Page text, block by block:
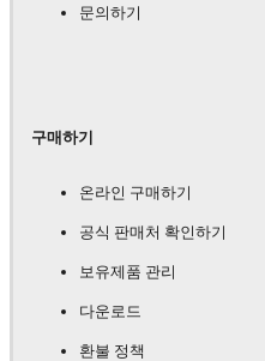
문의하기
구매하기
온라인 구매하기
공식 판매처 확인하기
보유제품 관리
다운로드
환불 정책